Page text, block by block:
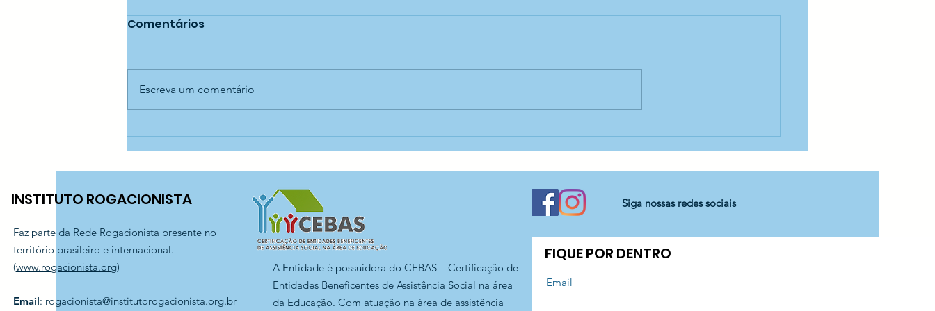
Atividades de volta às
férias — CEI Santa Marina
Teatro educativo — CEI
Santa Marina
Projeto de plantação -
CEI Santa Marina
Comentários
Escreva um comentário
INSTITUTO ROGACIONISTA
Faz parte da Rede Rogacionista presente no
território brasileiro e internacional.
(www.rogacionista.org)
Email: rogacionista@institutorogacionista.org.br
Siga nossas redes sociais
FIQUE POR DENTRO
A Entidade é possuidora do CEBAS – Certificação de
Entidades Beneficentes de Assistência Social na área
da Educação. Com atuação na área de assistência